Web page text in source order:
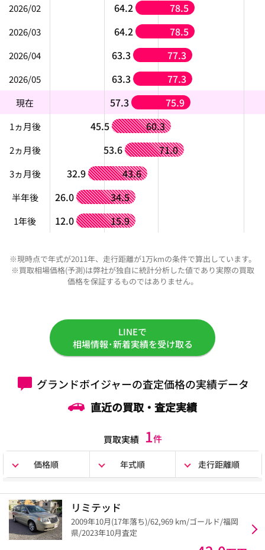
2026/02 64.2 78.5
2026/03 64.2 78.5
2026/04 63.3 77.3
2026/05 63.3 77.3
現在 57.3 75.9
1ヵ月後 45.5 60.3
2ヵ月後 53.6 71.0
3ヵ月後 32.9 43.6
半年後 26.0 34.5
1年後 12.0 15.9
※現時点で年式が2011年、走行距離が1万kmの条件で算出しています。
※買取相場価格(予測)は弊社が独自に統計分析した値であり実際の買取
価格を保証するものではありません。
LINEで
相場情報･新着実績を受け取る
グランドボイジャーの査定価格の実績データ
直近の買取・査定実績
買取実績 1件
価格順 年式順 走行距離順
リミテッド
2009年10月(17年落ち)/62,969 km/ゴールド/福岡
県/2023年10月査定